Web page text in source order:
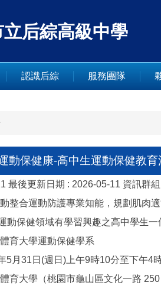
后綜高級中學
認識后綜 服務團隊
動保健康-高中生運動保健教育
最後更新日期 : 2026-05-11 資訊群
整合運動防護專業知能，規劃肌肉
動保健領域有學習興趣之高中學生一
育大學運動保健學系
5月31日(週日)上午9時10分至下午4
育大學（桃園市龜山區文化一路